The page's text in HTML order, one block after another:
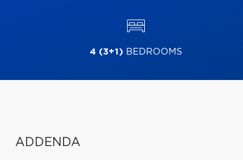
4 (3+1)BEDROOMS
ADDENDA